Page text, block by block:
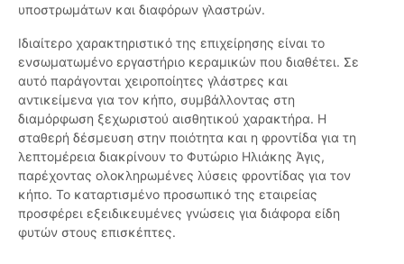
υποστρωμάτων και διαφόρων γλαστρών.
Ιδιαίτερο χαρακτηριστικό της επιχείρησης είναι το
ενσωματωμένο εργαστήριο κεραμικών που διαθέτει. Σε
αυτό παράγονται χειροποίητες γλάστρες και
αντικείμενα για τον κήπο, συμβάλλοντας στη
διαμόρφωση ξεχωριστού αισθητικού χαρακτήρα. Η
σταθερή δέσμευση στην ποιότητα και η φροντίδα για τη
λεπτομέρεια διακρίνουν το Φυτώριο Ηλιάκης Άγις,
παρέχοντας ολοκληρωμένες λύσεις φροντίδας για τον
κήπο. Το καταρτισμένο προσωπικό της εταιρείας
προσφέρει εξειδικευμένες γνώσεις για διάφορα είδη
φυτών στους επισκέπτες.